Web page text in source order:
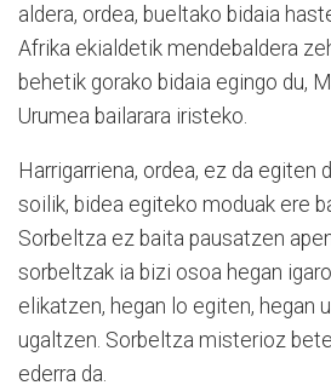
aldera, ordea, bueltako bidaia
Afrika ekialdetik mendebaldera
behetik gorako bidaia egingo du,
Urumea bailarara iristeko.
Harrigarriena, ordea, ez da egiten
soilik, bidea egiteko moduak ere
Sorbeltza ez baita pausatzen
sorbeltzak ia bizi osoa hegan
elikatzen, hegan lo egiten, hegan
ugaltzen. Sorbeltza misterioz
ederra da.